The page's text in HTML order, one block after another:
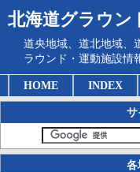
北海道グラウン
道央地域、道北地域、
ラウンド・運動施設情
HOME INDEX
サ
各